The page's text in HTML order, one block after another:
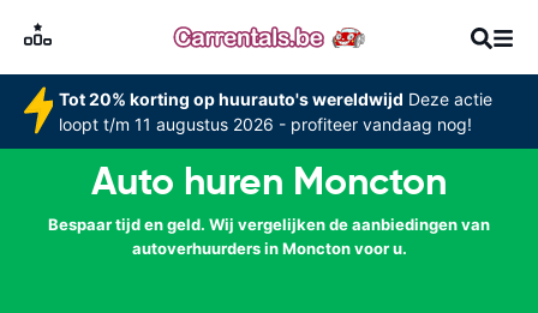
Tot 20% korting op huurauto's wereldwijd Deze actie
loopt t/m 11 augustus 2026 - profiteer vandaag nog!
Auto huren Moncton
Bespaar tijd en geld. Wij vergelijken de aanbiedingen van
autoverhuurders in Moncton voor u.